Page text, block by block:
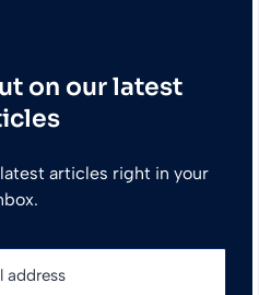
on our latest
articles right in your
address